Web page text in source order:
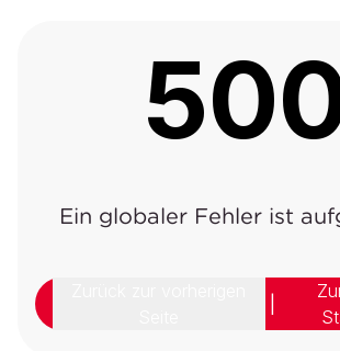
Ein globaler Fehler ist